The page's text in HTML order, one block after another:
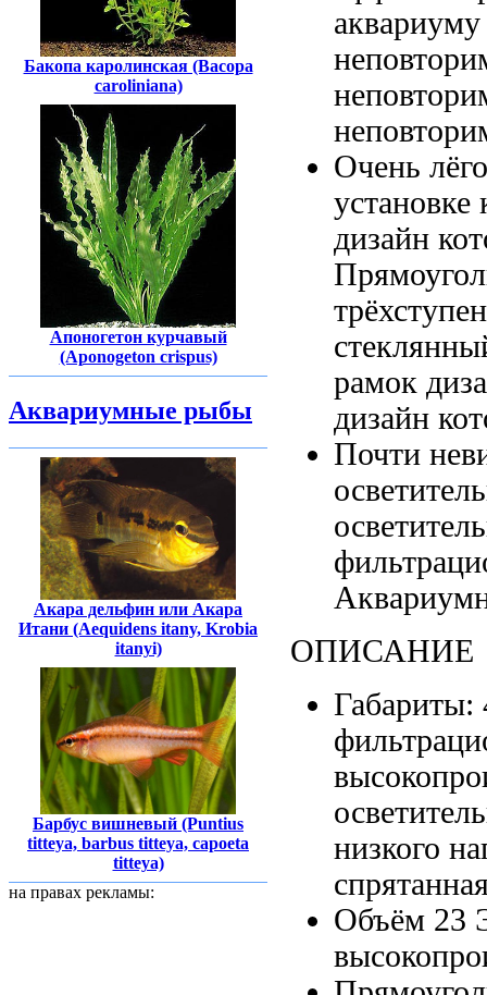
Бакопа каролинская (Bасора
caroliniana)
Апоногетон курчавый
(Aponogeton crispus)
Аквариумные рыбы
Акара дельфин или Акара
Итани (Aequidens itany, Krobia
itanyi)
Барбус вишневый (Puntius
titteya, barbus titteya, capoeta
titteya)
на правах рекламы:
Очень
установке
дизайн
рамок
дизайн
Почти
ОПИСАНИЕ
низкого
Объём 23